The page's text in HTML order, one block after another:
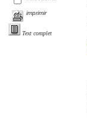
imprimir
Text complet